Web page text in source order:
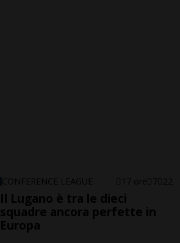
CONFERENCE LEAGUE 17 ore 7 22
Il Lugano è tra le dieci
squadre ancora perfette in
Europa